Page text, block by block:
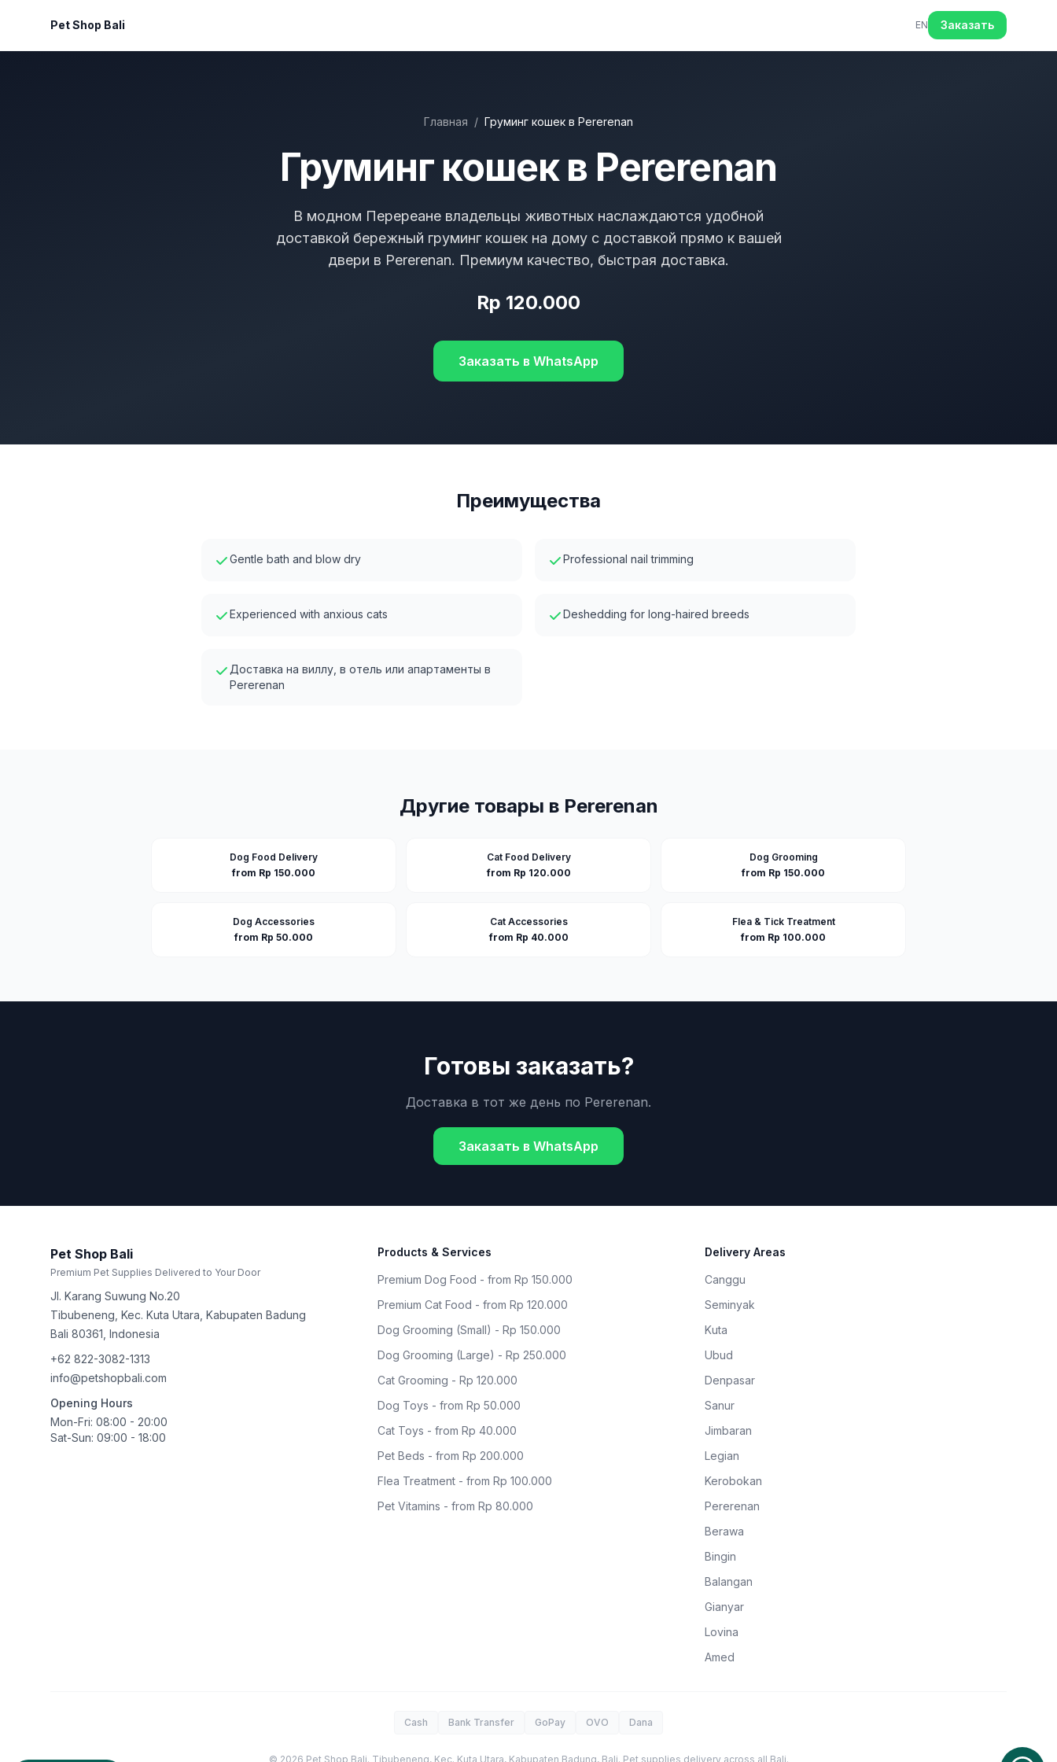
Pet Shop Bali EN Заказать
Главная / Груминг кошек в Pererenan
Груминг кошек в Pererenan
В модном Перереане владельцы животных наслаждаются удобной
доставкой бережный груминг кошек на дому с доставкой прямо к вашей
двери в Pererenan. Премиум качество, быстрая доставка.
Rp 120.000
Заказать в WhatsApp
Преимущества
Gentle bath and blow dry Professional nail trimming
Experienced with anxious cats Deshedding for long-haired breeds
Доставка на виллу, в отель или апартаменты в
Pererenan
Другие товары в Pererenan
Dog Food Delivery
from Rp 150.000
Cat Food Delivery
from Rp 120.000
Dog Grooming
from Rp 150.000
Dog Accessories
from Rp 50.000
Cat Accessories
from Rp 40.000
Flea & Tick Treatment
from Rp 100.000
Готовы заказать?
Доставка в тот же день по Pererenan.
Заказать в WhatsApp
Pet Shop Bali
Premium Pet Supplies Delivered to Your Door
Jl. Karang Suwung No.20
Tibubeneng, Kec. Kuta Utara, Kabupaten Badung
Bali 80361 Indonesia
+62 822-3082-1313
info@petshopbali.com
Opening Hours
Mon-Fri: 08:00 - 20:00
Sat-Sun: 09:00 - 18:00
Products & Services
Premium Dog Food - from Rp 150.000
Premium Cat Food - from Rp 120.000
Dog Grooming (Small) - Rp 150.000
Dog Grooming (Large) - Rp 250.000
Cat Grooming - Rp 120.000
Dog Toys - from Rp 50.000
Cat Toys - from Rp 40.000
Pet Beds - from Rp 200.000
Flea Treatment - from Rp 100.000
Pet Vitamins - from Rp 80.000
Delivery Areas
Canggu
Seminyak
Kuta
Ubud
Denpasar
Sanur
Jimbaran
Legian
Kerobokan
Pererenan
Berawa
Bingin
Balangan
Gianyar
Lovina
Amed
Cash Bank Transfer GoPay OVO Dana
© 2026 Pet Shop Bali. Tibubeneng, Kec. Kuta Utara, Kabupaten Badung, Bali. Pet supplies delivery across all Bali.